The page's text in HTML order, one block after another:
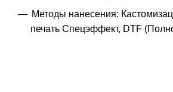
Методы нанесения:
печать Спецэффект, DTF